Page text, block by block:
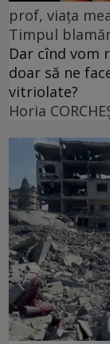
prof, viața
Timpul
Dar cînd vom
doar să ne
vitriolate?
Horia